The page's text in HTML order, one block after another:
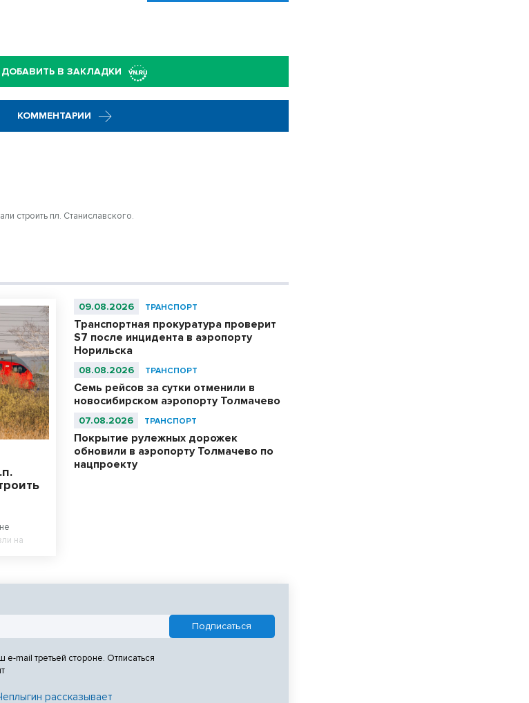
ДОБАВИТЬ В ЗАКЛАДКИ
КОММЕНТАРИИ
строить пл. Станиславского.
на
09.08.2026 ТРАНСПОРТ
Транспортная прокуратура проверит
S7 после инцидента в аэропорту
Норильска
08.08.2026 ТРАНСПОРТ
Семь рейсов за сутки отменили в
новосибирском аэропорту Толмачево
07.08.2026 ТРАНСПОРТ
Покрытие рулежных дорожек
обновили в аэропорту Толмачево по
нацпроекту
mail третьей стороне. Отписаться
рассказывает